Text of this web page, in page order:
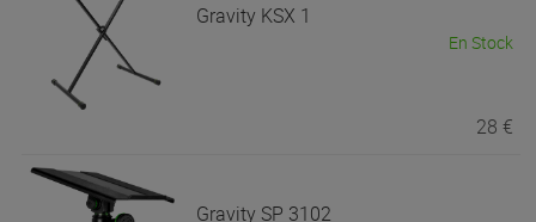
Gravity KSX 1
En Stock
28 €
GravitySP 3102